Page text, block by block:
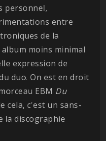
personnel,
entre
de la
moins minimal
expression de
duo. On est en droit
EBM Du
cela, c'est un sans-
la discographie